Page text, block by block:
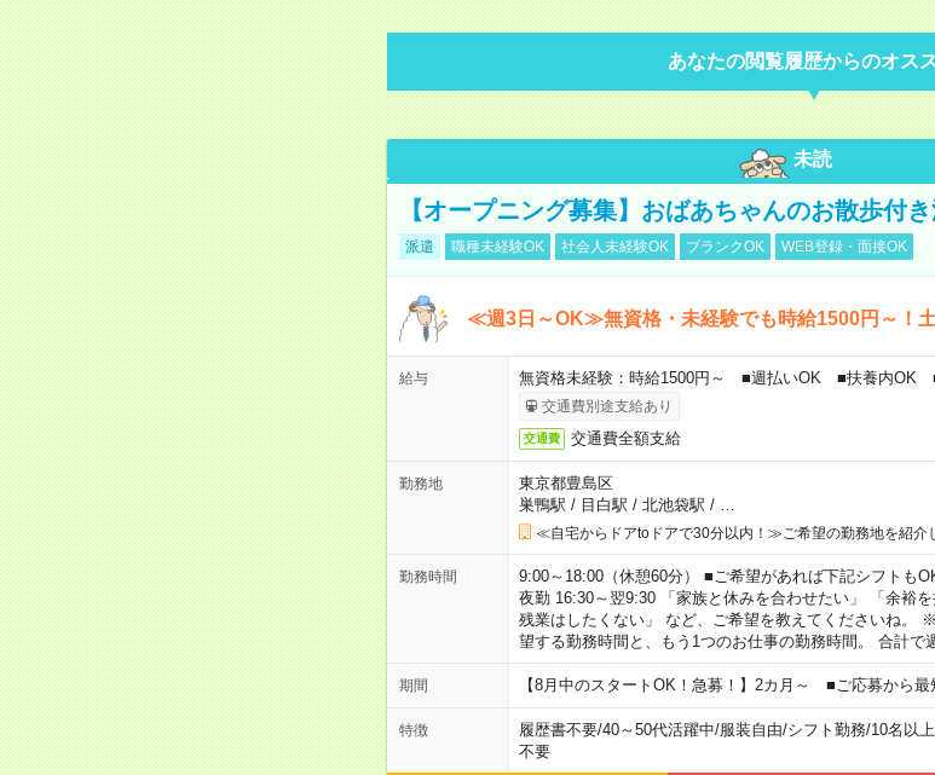
あなたの閲覧履歴からのオス
未読
【オープニング募集】おばあちゃんのお散歩付
派遣 職種未経験OK 社会人未経験OK ブランクOK WEB登録・面接OK
≪週3日～OK≫無資格・未経験でも時給1500円～！土
給与 無資格未経験：時給1500円～ ■週払いOK ■扶養内OK
交通費別途支給あり
交通費 交通費全額支給
勤務地
東京都豊島区
巣鴨駅 / 目白駅 / 北池袋駅 /
≪自宅からドアtoドアで30分以内！≫ご希望の勤務地を紹介
勤務時間
9:00～18:00（休憩60分） ■ご希望があれば下記シフトも
夜勤 16:30～翌9:30 「家族と休みを合わせたい」 「余裕
残業はしたくない」 など、ご希望を教えてくださいね。
望する勤務時間と、もう1つのお仕事の勤務時間。 合計で
期間 【8月中のスタートOK！急募！】2カ月～ ■ご応募から最
特徴 履歴書不要/40～50代活躍中/服装自由/シフト勤務/10名以
不要